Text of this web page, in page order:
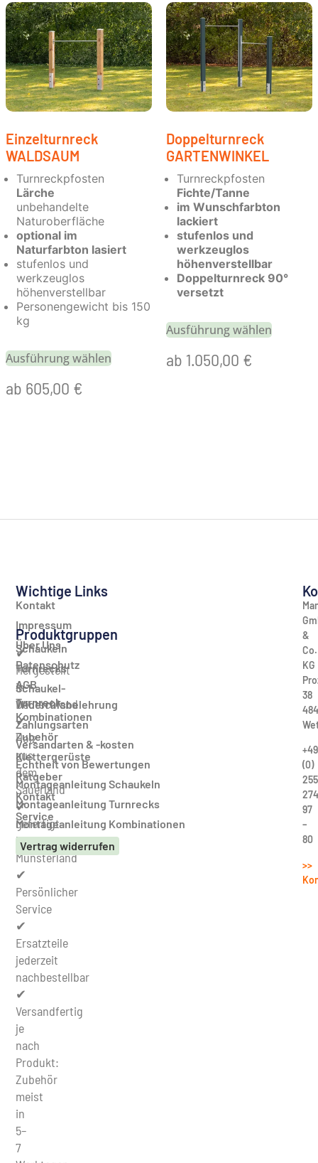
Einzelturnreck
WALDSAUM
Turnreckpfosten
Lärche
unbehandelte
Naturoberfläche
optional im
Naturfarbton lasiert
stufenlos und
werkzeuglos
höhenverstellbar
Personengewicht bis 150
kg
Ausführung wählen
ab 605,00 €
Doppelturnreck
GARTENWINKEL
Turnreckpfosten
Fichte/Tanne
im Wunschfarbton
lackiert
stufenlos und
werkzeuglos
höhenverstellbar
Doppelturnreck 90°
versetzt
Ausführung wählen
ab 1.050,00 €
✔
Hergestellt
in
Deutschland
✔
Holz
aus
dem
Sauerland
✔
gefertigt
im
Münsterland
✔
Persönlicher
Service
✔
Ersatzteile
jederzeit
nachbestellbar
✔
Versandfertig
je
nach
Produkt:
Zubehör
meist
in
5–
7
Wichtige Links
Kontakt
Impressum
Über Uns
Datenschutz
AGB
Widerrufsbelehrung
Zahlungsarten
Versandarten & -kosten
Echtheit von Bewertungen
Montageanleitung Schaukeln
Montageanleitung Turnrecks
Montageanleitung Kombinationen
Vertrag widerrufen
Produktgruppen
Schaukeln
Turnrecks
Schaukel-
Turnreck-
Kombinationen
Zubehör
Klettergerüste
Ratgeber
Kontakt
Service
&
Co.
KG
38
+49
(0)
274
97
–
80
>>